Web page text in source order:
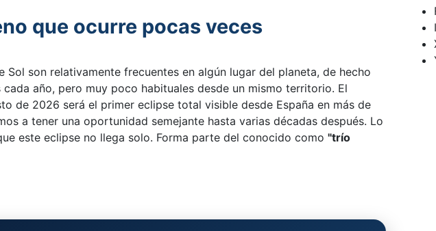
que ocurre pocas veces
Sol son relativamente frecuentes en algún lugar del planeta, de hecho
año, pero muy poco habituales desde un mismo territorio. El
de 2026 será el primer eclipse total visible desde España en más de
a tener una oportunidad semejante hasta varias décadas después. Lo
este eclipse no llega solo. Forma parte del conocido como "trío